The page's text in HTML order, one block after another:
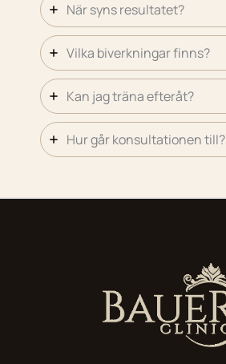
När syns resultatet?
Vilka biverkningar finns?
Kan jag träna efteråt?
Hur går konsultationen till?